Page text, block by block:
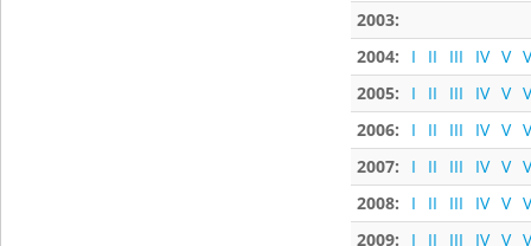
2003:
2004:
I II III IV V
2005:
I II III IV V
2006:
I II III IV V
2007:
I II III IV V
2008:
I II III IV V
2009:
I II III IV V